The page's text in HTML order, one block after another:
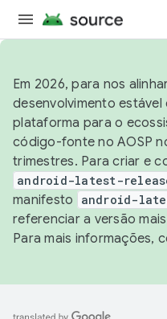
Em 2026, para nos
desenvolvimento
plataforma para o
código-fonte no AOSP
trimestres. Para criar e
android-latest-
manifesto
android-
referenciar a versão
Para mais informações,